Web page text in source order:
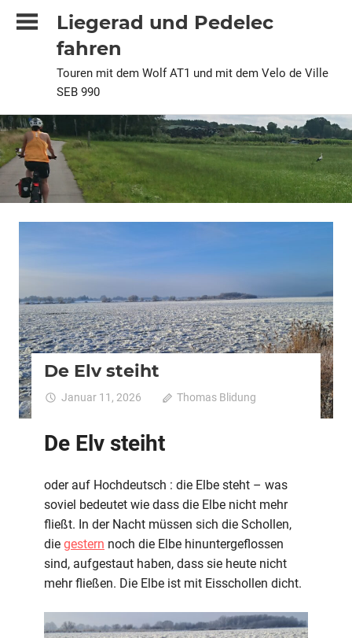
Inhalt
Liegerad und Pedelec
fahren
Touren mit dem Wolf AT1 und mit dem Velo de Ville
SEB 990
De Elv steiht
Januar 11, 2026 Thomas Blidung
Kommentare
deaktiviertfür
De Elv steiht
oder auf Hochdeutsch : die Elbe steht – was
soviel bedeutet wie dass die Elbe nicht mehr
fließt. In der Nacht müssen sich die Schollen,
die gestern noch die Elbe hinuntergeflossen
sind, aufgestaut haben, dass sie heute nicht
mehr fließen. Die Elbe ist mit Eisschollen dicht.